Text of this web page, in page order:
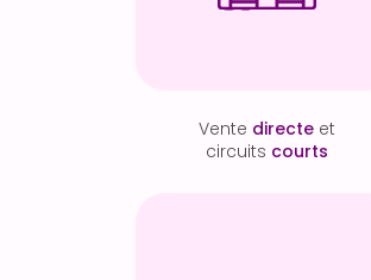
Vente directe et
circuits courts